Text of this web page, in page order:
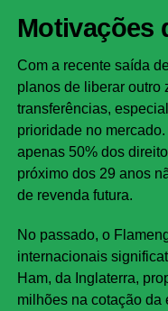
Motivações
Com a recente saída
planos de liberar outro
transferências,
prioridade no
apenas 50% dos
próximo dos 29 anos
de revenda futura.
No passado, o
internacionais
Ham, da Inglaterra,
milhões na cotação da